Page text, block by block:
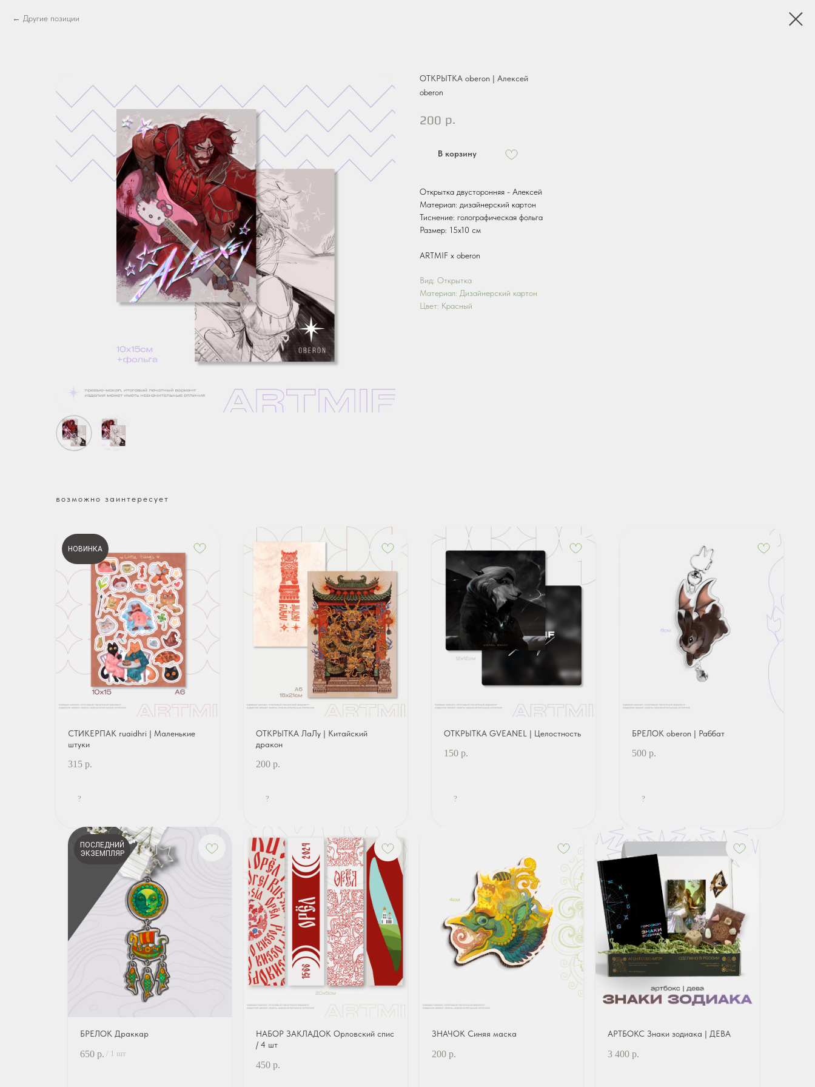
Другие позиции
ОТКРЫТКА oberon | Алексей
oberon
200 р.
В корзину
Открытка двусторонняя - Алексей
Материал: дизайнерский картон
Тиснение: голографическая фольга
Размер: 15х10 см
ARTMIF х oberon
Вид: Открытка
Материал: Дизайнерский картон
Цвет: Красный
возможно заинтересует
НОВИНКА
СТИКЕРПАК ruaidhri | Маленькие
штуки
315 р.
?
ОТКРЫТКА ЛаЛу | Китайский
дракон
200 р.
?
ОТКРЫТКА GVEANEL | Целостность
150 р.
?
БРЕЛОК oberon | Раббат
500 р.
?
ПОСЛЕДНИЙ
ЭКЗЕМПЛЯР
БРЕЛОК Драккар
650 р. / 1 шт
НАБОР ЗАКЛАДОК Орловский спис
/ 4 шт
450 р.
ЗНАЧОК Синяя маска
200 р.
АРТБОКС Знаки зодиака | ДЕВА
3 400 р.